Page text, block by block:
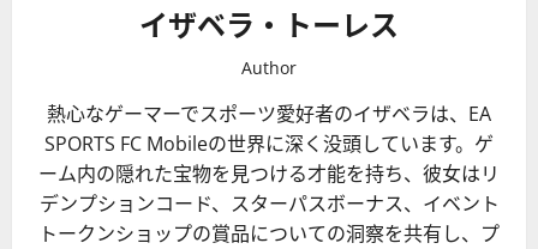
イザベラ・トーレス
Author
熱心なゲーマーでスポーツ愛好者のイザベラは、EA
SPORTS FC Mobileの世界に深く没頭しています。ゲ
ーム内の隠れた宝物を見つける才能を持ち、彼女はリ
デンプションコード、スターパスボーナス、イベント
トークンショップの賞品についての洞察を共有し、プ